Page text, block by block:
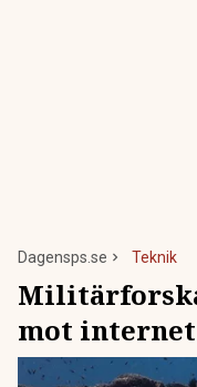
Dagensps.se Teknik
mot